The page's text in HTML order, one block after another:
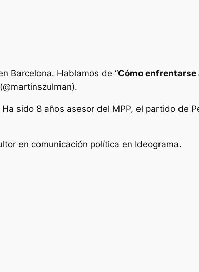
Barcelona. Hablamos de “Cómo enfrentarse
sido 8 años asesor del MPP, el partido de
en comunicación política en Ideograma.